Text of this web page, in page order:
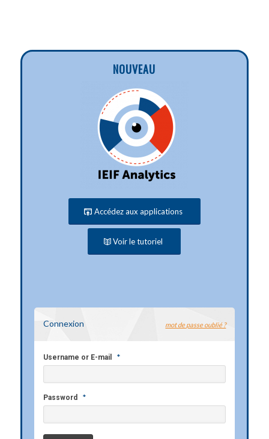
NOUVEAU
Accédez aux applications
Voir le tutoriel
Connexion mot de passe oublié ?
Username or E-mail *
Password *